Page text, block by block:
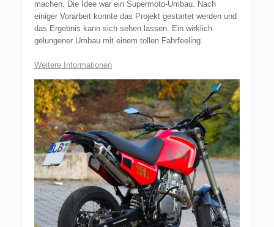
machen. Die Idee war ein Supermoto-Umbau. Nach
einiger Vorarbeit konnte das Projekt gestartet werden und
das Ergebnis kann sich sehen lassen. Ein wirklich
gelungener Umbau mit einem tollen Fahrfeeling.
Weitere Informationen